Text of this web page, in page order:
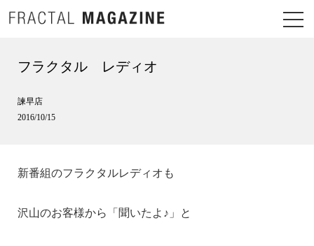
フラクタル レディオ
諫早店
2016/10/15
新番組のフラクタルレディオも
沢山のお客様から「聞いたよ♪」と